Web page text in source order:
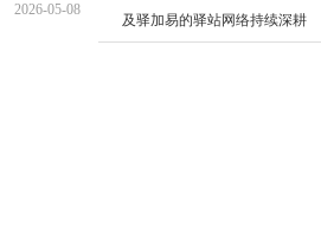
06:31:52
2026-05-08
及驿加易的驿站网络持续深耕